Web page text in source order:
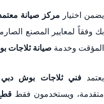
يضمن اختيار مركز صيانة
بك وفقاً لمعايير المصنع
المؤقت وخدمة صيانة ثلاجات
يعتمدفني ثلاجات بوش دبي
متقدمة، ويستخدمون فقط